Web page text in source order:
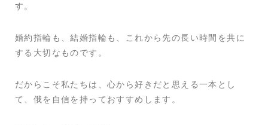
す。
婚約指輪も、結婚指輪も、これから先の長い時間を共に
する大切なものです。
だからこそ私たちは、心から好きだと思える一本とし
て、俄を自信を持っておすすめします。